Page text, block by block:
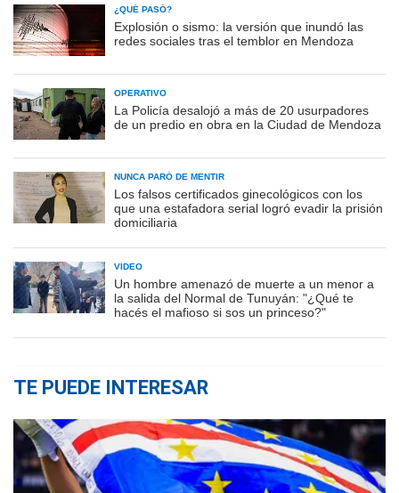
¿QUÉ PASÓ?
Explosión o sismo: la versión que inundó las
redes sociales tras el temblor en Mendoza
OPERATIVO
La Policía desalojó a más de 20 usurpadores
de un predio en obra en la Ciudad de Mendoza
NUNCA PARÓ DE MENTIR
Los falsos certificados ginecológicos con los
que una estafadora serial logró evadir la prisión
domiciliaria
VIDEO
Un hombre amenazó de muerte a un menor a
la salida del Normal de Tunuyán: "¿Qué te
hacés el mafioso si sos un princeso?"
TE PUEDE INTERESAR